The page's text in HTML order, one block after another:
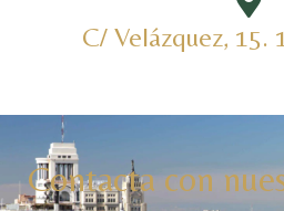
C/ Velázquez, 15.
Contacta con